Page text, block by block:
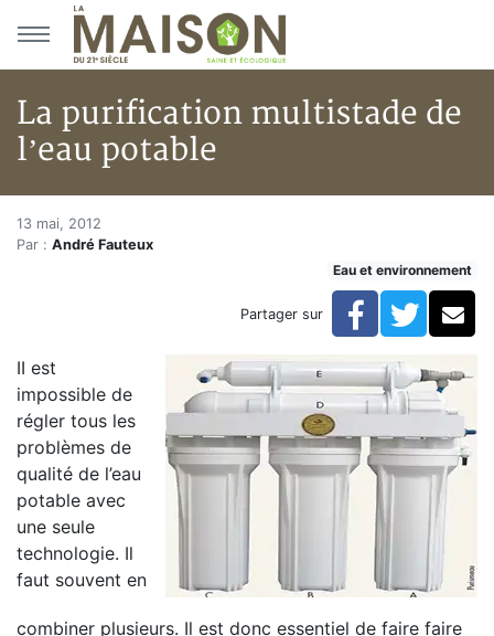
Aller au menu principal
Aller au contenu principal
La purification multistade de
l’eau potable
Accueil
Articles
La purification multistade de l’eau potable
La purification multistade de
13 mai, 2012
Par : André Fauteux
Eau et environnement
Partager sur Facebook
II est
impossible de
régler tous les
problèmes de
qualité de l’eau
potable avec
une seule
technologie. Il
faut souvent en
combiner plusieurs. Il est donc essentiel de faire faire